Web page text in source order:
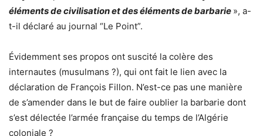
éléments de civilisation et des éléments de barbarie », a-
t-il déclaré au journal “Le Point”.
Évidemment ses propos ont suscité la colère des
internautes (musulmans ?), qui ont fait le lien avec la
déclaration de François Fillon. N’est-ce pas une manière
de s’amender dans le but de faire oublier la barbarie dont
s’est délectée l’armée française du temps de l’Algérie
coloniale ?